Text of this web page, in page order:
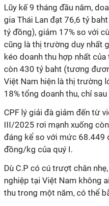
Lũy kế 9 tháng đầu năm,
gia Thái Lan đạt 76,6 tỷ
tỷ đồng), giảm 17% so với
cũng là thị trường duy nhất
kéo doanh thu hợp nhất
còn 430 tỷ baht (tương
Việt Nam hiện là thị trường
18% tổng doanh thu, chỉ sau
CPF lý giải đà giảm đến từ
III/2025 rơi mạnh xuống
đáng kể so với mức 68.449
đồng/kg của quý I.
Dù C.P có cú trượt chân
nghiệp tại Việt Nam không
thu trong một năm, có thể